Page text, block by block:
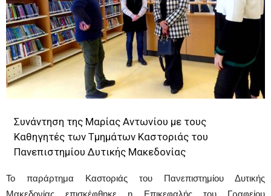
Συνάντηση της Μαρίας Αντωνίου με τους
Καθηγητές των Τμημάτων Καστοριάς του
Πανεπιστημίου Δυτικής Μακεδονίας
Το παράρτημα Καστοριάς του Πανεπιστημίου Δυτικής
Μακεδονίας επισκέφθηκε η Επικεφαλής του Γραφείου